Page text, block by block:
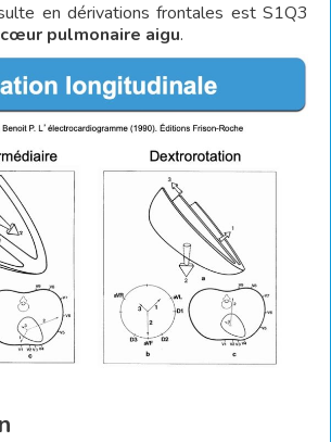
en dérivations frontales est S1Q3
cœur pulmonaire aigu.